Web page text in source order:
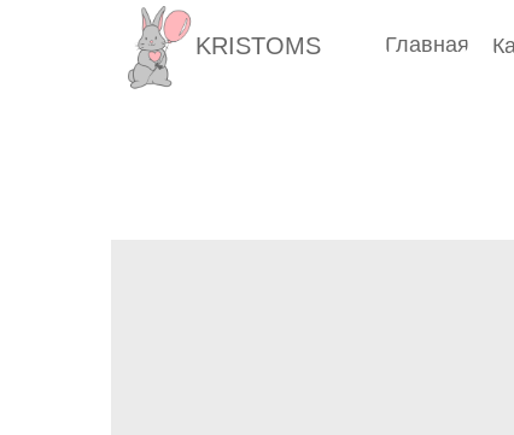
Главная
KRISTOMS